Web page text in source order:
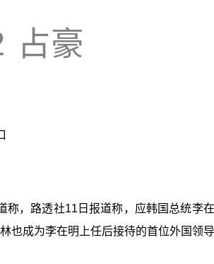
占豪
称，路透社11日报道称，应韩国总统
也成为李在明上任后接待的首位外国领导